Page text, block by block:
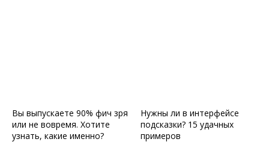
Вы выпускаете 90% фич зря
или не вовремя. Хотите
узнать, какие именно?
Нужны ли в интерфейсе
подсказки? 15 удачных
примеров